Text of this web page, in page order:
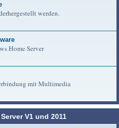
werden.
Home Server
mit Multimedia
V1 und 2011